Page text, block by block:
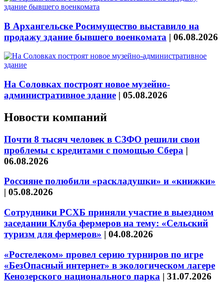
В Архангельске Росимущество выставило на
продажу здание бывшего военкомата | 06.08.2026
На Соловках построят новое музейно-
административное здание | 05.08.2026
Новости компаний
Почти 8 тысяч человек в СЗФО решили свои
проблемы с кредитами с помощью Сбера |
06.08.2026
Россияне полюбили «раскладушки» и «книжки»
| 05.08.2026
Сотрудники РСХБ приняли участие в выездном
заседании Клуба фермеров на тему: «Сельский
туризм для фермеров» | 04.08.2026
«Ростелеком» провел серию турниров по игре
«БезОпасный интернет» в экологическом лагере
Кенозерского национального парка | 31.07.2026